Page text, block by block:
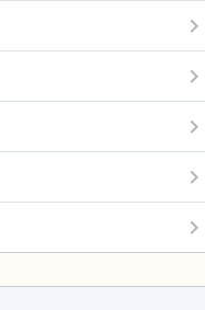
keyboard_arrow_right
keyboard_arrow_right
keyboard_arrow_right
keyboard_arrow_right
keyboard_arrow_right